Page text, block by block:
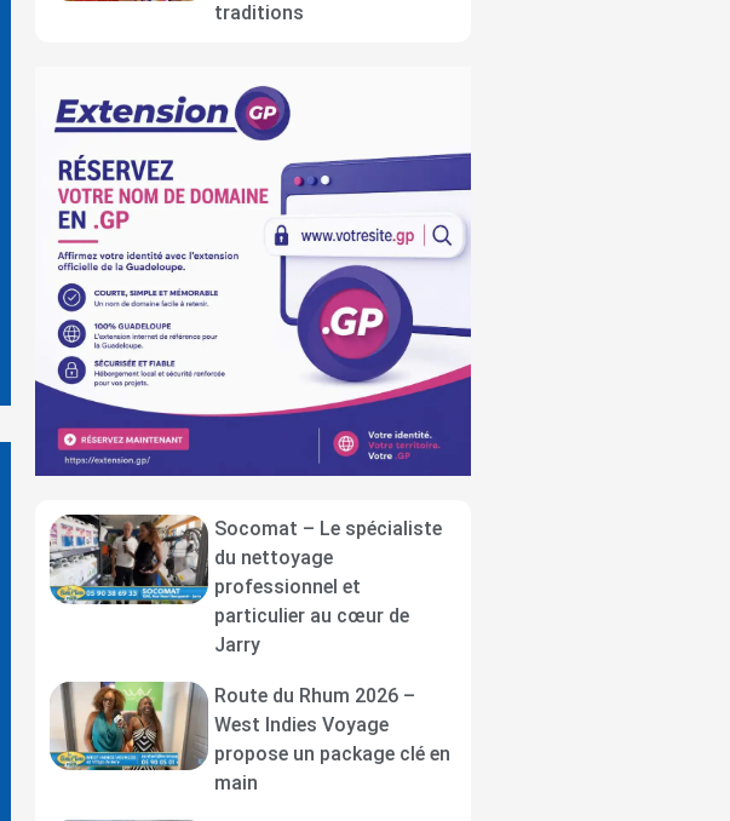
traditions
Socomat – Le spécialiste
du nettoyage
professionnel et
particulier au cœur de
Jarry
Route du Rhum 2026 –
West Indies Voyage
propose un package clé en
main